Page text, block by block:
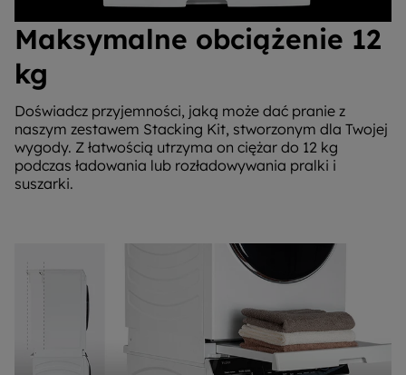
Maksymalne obciążenie 12
kg
Doświadcz przyjemności, jaką może dać pranie z
naszym zestawem Stacking Kit, stworzonym dla Twojej
wygody. Z łatwością utrzyma on ciężar do 12 kg
podczas ładowania lub rozładowywania pralki i
suszarki.